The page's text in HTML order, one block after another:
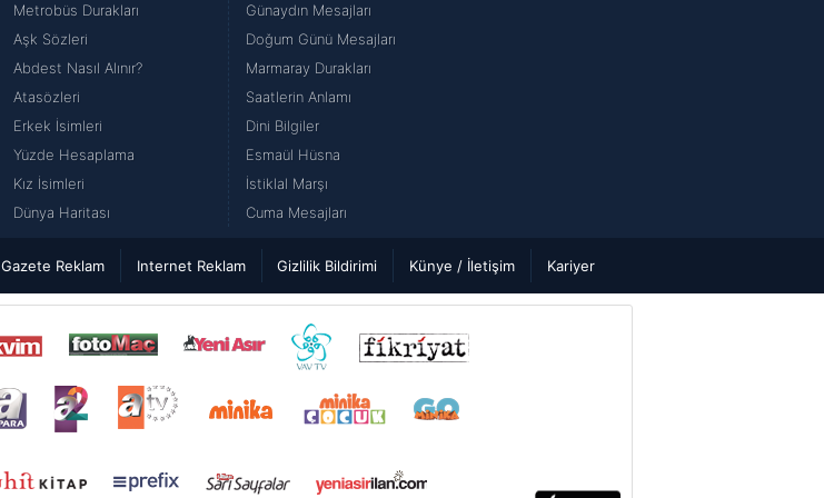
Metrobüs Durakları
Aşk Sözleri
Abdest Nasıl Alınır?
Atasözleri
Erkek İsimleri
Yüzde Hesaplama
Kız İsimleri
Dünya Haritası
Günaydın Mesajları
Doğum Günü Mesajları
Marmaray Durakları
Saatlerin Anlamı
Dini Bilgiler
Esmaül Hüsna
İstiklal Marşı
Cuma Mesajları
Gazete Reklam Internet Reklam Gizlilik Bildirimi Künye / İletişim Kariyer